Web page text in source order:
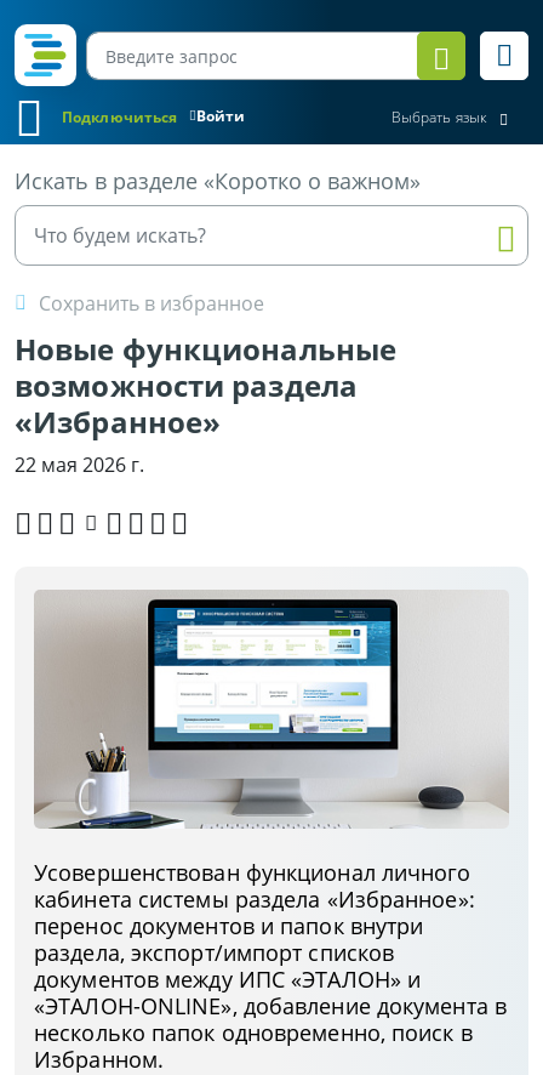
Войти
Подключиться Выбрать язык
Искать в разделе «Коротко о важном»
Сохранить в избранное
Новые функциональные
возможности раздела
«Избранное»
Все материалы
22 мая 2026 г.
Усовершенствован функционал личного
кабинета системы раздела «Избранное»:
перенос документов и папок внутри
раздела, экспорт/импорт списков
документов между ИПС «ЭТАЛОН» и
«ЭТАЛОН-ONLINE», добавление документа в
несколько папок одновременно, поиск в
Избранном.